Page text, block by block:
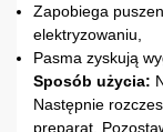
Zapobiega
elektryzowaniu,
Pasma zyskują
Sposób użycia:
Następnie
preparat.